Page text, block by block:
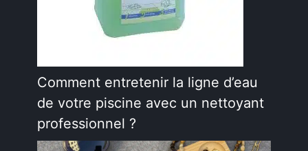
Comment entretenir la ligne d’eau
de votre piscine avec un nettoyant
professionnel ?